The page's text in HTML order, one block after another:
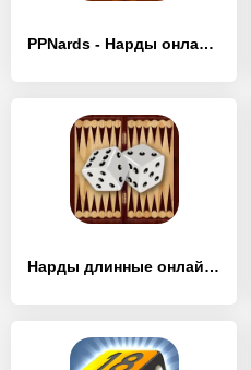
PPNards - Нарды онлайн - [MOD Много денег]
Нарды длинные онлайн и оффлайн - [MOD Много денег]